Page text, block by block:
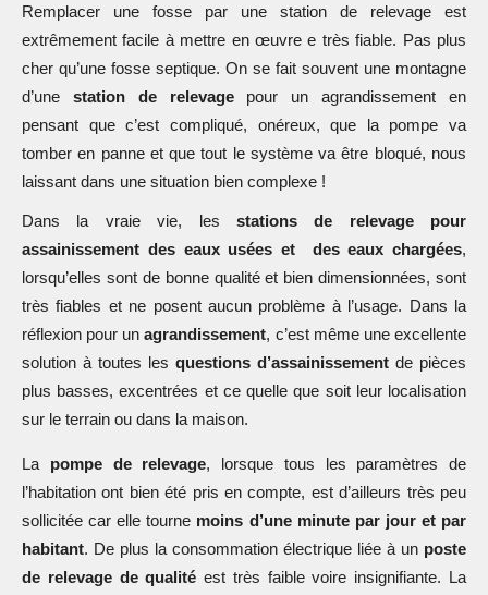
Remplacer une fosse par une station de relevage est
extrêmement facile à mettre en œuvre e très fiable. Pas plus
cher qu’une fosse septique. On se fait souvent une montagne
d’une station de relevagepour un agrandissement en
pensant que c’est compliqué, onéreux, que la pompe va
tomber en panne et que tout le système va être bloqué, nous
laissant dans une situation bien complexe !
Dans la vraie vie, les stations de relevage pour
assainissement des eaux usées et des eaux chargées,
lorsqu’elles sont de bonne qualité et bien dimensionnées, sont
très fiables et ne posent aucun problème à l’usage. Dans la
réflexion pour unagrandissement, c’est même une excellente
solution à toutes les questions d’assainissement de pièces
plus basses, excentrées et ce quelle que soit leur localisation
sur le terrain ou dans la maison.
La pompe de relevage, lorsque tous les paramètres de
l’habitation ont bien été pris en compte, est d’ailleurs très peu
sollicitée car elle tourne moins d’une minute par jour et par
habitant. De plus la consommation électrique liée à un poste
de relevage de qualité est très faible voire insignifiante. La